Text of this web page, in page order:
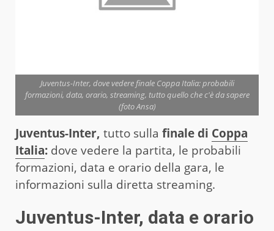
Juventus-Inter, dove vedere finale Coppa Italia: probabili
formazioni, data, orario, streaming, tutto quello che c'è da sapere
(foto Ansa)
Juventus-Inter, tutto sulla finale di Coppa
Italia: dove vedere la partita, le probabili
formazioni, data e orario della gara, le
informazioni sulla diretta streaming.
Juventus-Inter, data e orario